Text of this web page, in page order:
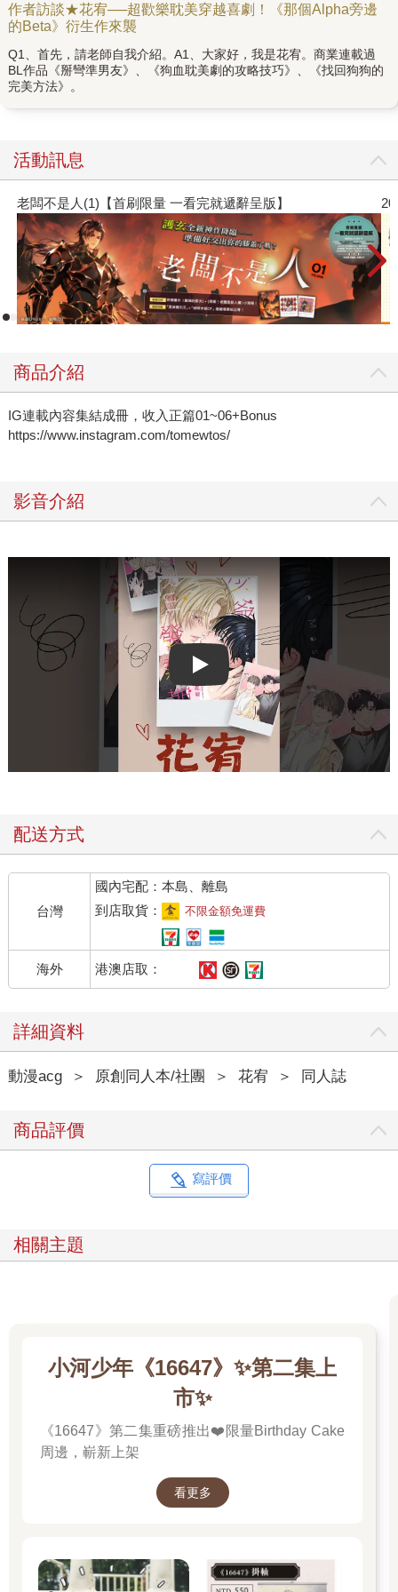
作者訪談★花宥──超歡樂耽美穿越喜劇！《那個Alpha旁邊
的Beta》衍生作來襲
Q1、首先，請老師自我介紹。A1、大家好，我是花宥。商業連載過
BL作品《掰彎準男友》、《狗血耽美劇的攻略技巧》、《找回狗狗的
完美方法》。
活動訊息
老闆不是人(1)【首刷限量 一看完就遞辭呈版】
商品介紹
IG連載內容集結成冊，收入正篇01~06+Bonus
https://www.instagram.com/tomewtos/
影音介紹
Play video
配送方式
台灣
國內宅配：本島、離島
到店取貨：
不限金額免運費
海外 港澳店取：
詳細資料
動漫acg ＞ 原創同人本/社團 ＞ 花宥 ＞ 同人誌
商品評價
寫評價
相關主題
小河少年《16647》✨第二集上
市✨
《16647》第二集重磅推出❤️限量Birthday Cake
周邊，嶄新上架
看更多